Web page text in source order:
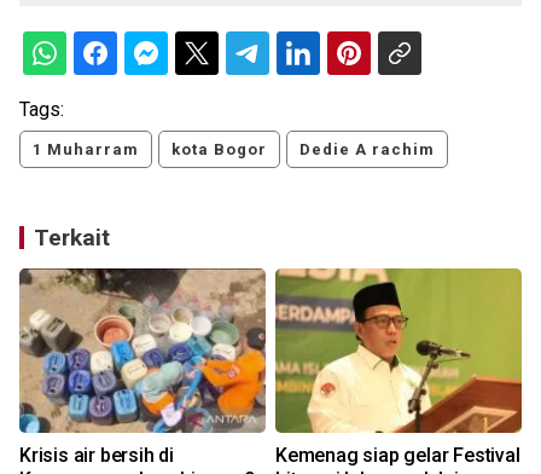
Tags:
1 Muharram kota Bogor Dedie A rachim
Terkait
Krisis air bersih di
Kemenag siap gelar Festival